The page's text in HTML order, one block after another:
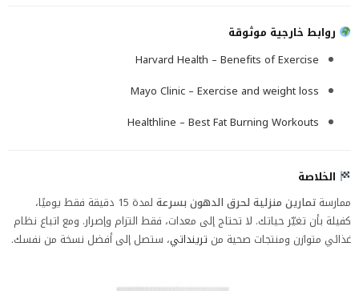
روابط خارجية موثوقة
Harvard Health – Benefits of Exercise
Mayo Clinic – Exercise and weight loss
Healthline – Best Fat Burning Workouts
الخلاصة
ممارسة تمارين منزلية لحرق الدهون بسرعة
لمدة 15 دقيقة فقط يوميًا،
كفيلة بأن تغيّر حياتك. لا تحتاج إلى معدات، فقط التزام وإصرار. ومع اتباع نظام
غذائي متوازن ومنتجات صحية من ترينداتي، ستصل إلى أفضل نسخة من نفسك.